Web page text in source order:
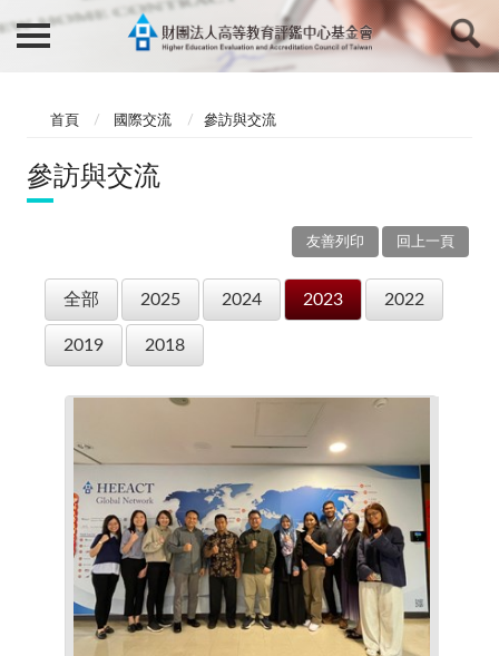
首頁 國際交流 參訪與交流
參訪與交流
回上一頁
友善列印
全部 2025 2024 2023 2022
2019 2018